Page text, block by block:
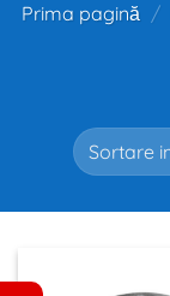
Prima pagină /